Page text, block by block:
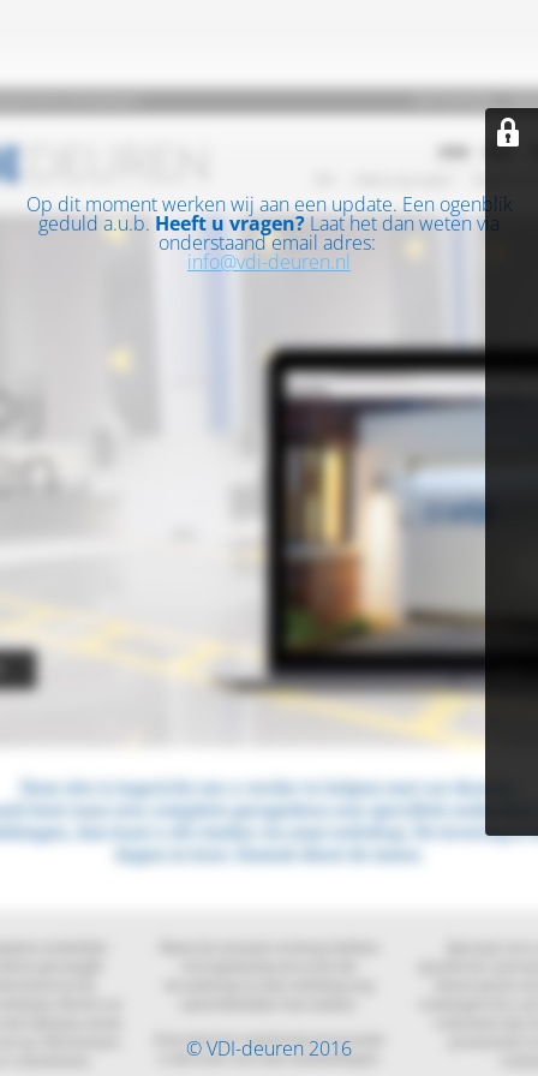
Op dit moment werken wij aan een update. Een ogenblik
geduld a.u.b. Heeft u vragen? Laat het dan weten via
onderstaand email adres:
info@vdi-deuren.nl
© VDI-deuren 2016